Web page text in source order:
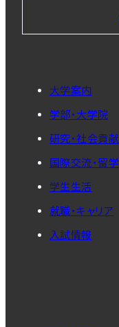
大学案内
学部・大学院
研究・社会貢献
国際交流・留学
学生生活
就職・キャリア
入試情報